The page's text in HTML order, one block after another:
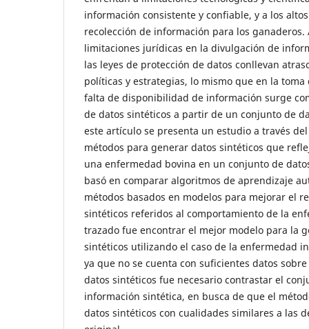
información consistente y confiable, y a los
recolección de información para los ganaderos.
limitaciones jurídicas en la divulgación de
las leyes de protección de datos conllevan
políticas y estrategias, lo mismo que en la toma
falta de disponibilidad de información surge
de datos sintéticos a partir de un conjunto de
este artículo se presenta un estudio a través
métodos para generar datos sintéticos que
una enfermedad bovina en un conjunto de
basó en comparar algoritmos de aprendizaje
métodos basados en modelos para mejorar el
sintéticos referidos al comportamiento de la
trazado fue encontrar el mejor modelo para la
sintéticos utilizando el caso de la enfermedad
ya que no se cuenta con suficientes datos
datos sintéticos fue necesario contrastar el
información sintética, en busca de que el
datos sintéticos con cualidades similares a las